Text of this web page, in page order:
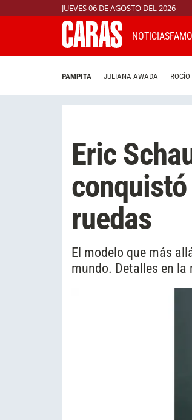
JUEVES 06 DE AGOSTO DEL 2026
NOTICIAS
PAMPITA JULIANA AWADA
Eric
ruedas
El modelo que más
mundo. Detalles en la